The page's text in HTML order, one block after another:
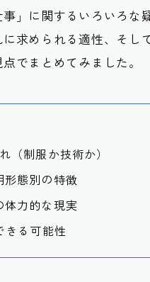
」に関するいろいろな
求められる適性、そし
でまとめてみました。
（制服か技術か）
形態別の特徴
体力的な現実
きる可能性